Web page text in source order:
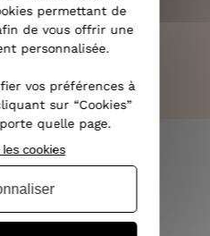
SÉCURISÉ
ET 3X SANS FRAIS
permettant de
de vous offrir une
personnalisée.
vos préférences à
sur “Cookies”
quelle page.
cookies